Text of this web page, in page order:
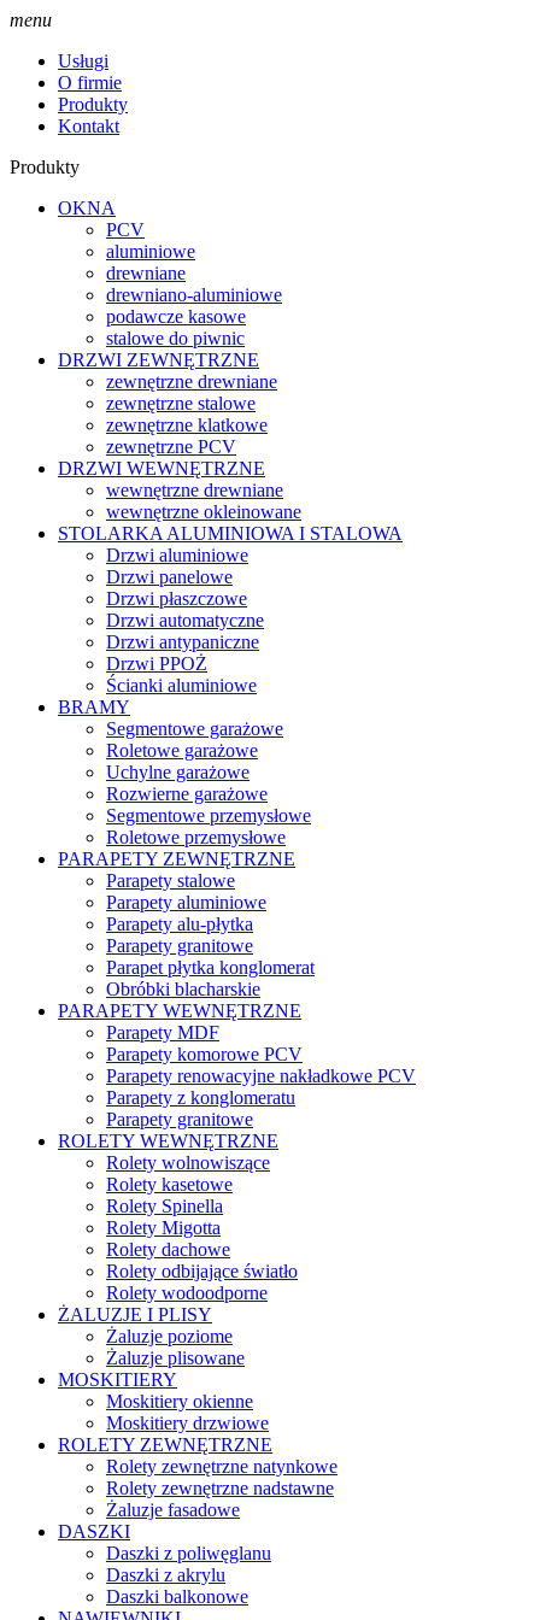
menu
Usługi
O firmie
Produkty
Kontakt
Produkty
OKNA
PCV
aluminiowe
drewniane
drewniano-aluminiowe
podawcze kasowe
stalowe do piwnic
DRZWI ZEWNĘTRZNE
zewnętrzne drewniane
zewnętrzne stalowe
zewnętrzne klatkowe
zewnętrzne PCV
DRZWI WEWNĘTRZNE
wewnętrzne drewniane
wewnętrzne okleinowane
STOLARKA ALUMINIOWA I STALOWA
Drzwi aluminiowe
Drzwi panelowe
Drzwi płaszczowe
Drzwi automatyczne
Drzwi antypaniczne
Drzwi PPOŻ
Ścianki aluminiowe
BRAMY
Segmentowe garażowe
Roletowe garażowe
Uchylne garażowe
Rozwierne garażowe
Segmentowe przemysłowe
Roletowe przemysłowe
PARAPETY ZEWNĘTRZNE
Parapety stalowe
Parapety aluminiowe
Parapety alu-płytka
Parapety granitowe
Parapet płytka konglomerat
Obróbki blacharskie
PARAPETY WEWNĘTRZNE
Parapety MDF
Parapety komorowe PCV
Parapety renowacyjne nakładkowe PCV
Parapety z konglomeratu
Parapety granitowe
ROLETY WEWNĘTRZNE
Rolety wolnowiszące
Rolety kasetowe
Rolety Spinella
Rolety Migotta
Rolety dachowe
Rolety odbijające światło
Rolety wodoodporne
ŻALUZJE I PLISY
Żaluzje poziome
Żaluzje plisowane
MOSKITIERY
Moskitiery okienne
Moskitiery drzwiowe
ROLETY ZEWNĘTRZNE
Rolety zewnętrzne natynkowe
Rolety zewnętrzne nadstawne
Żaluzje fasadowe
DASZKI
Daszki z poliwęglanu
Daszki z akrylu
Daszki balkonowe